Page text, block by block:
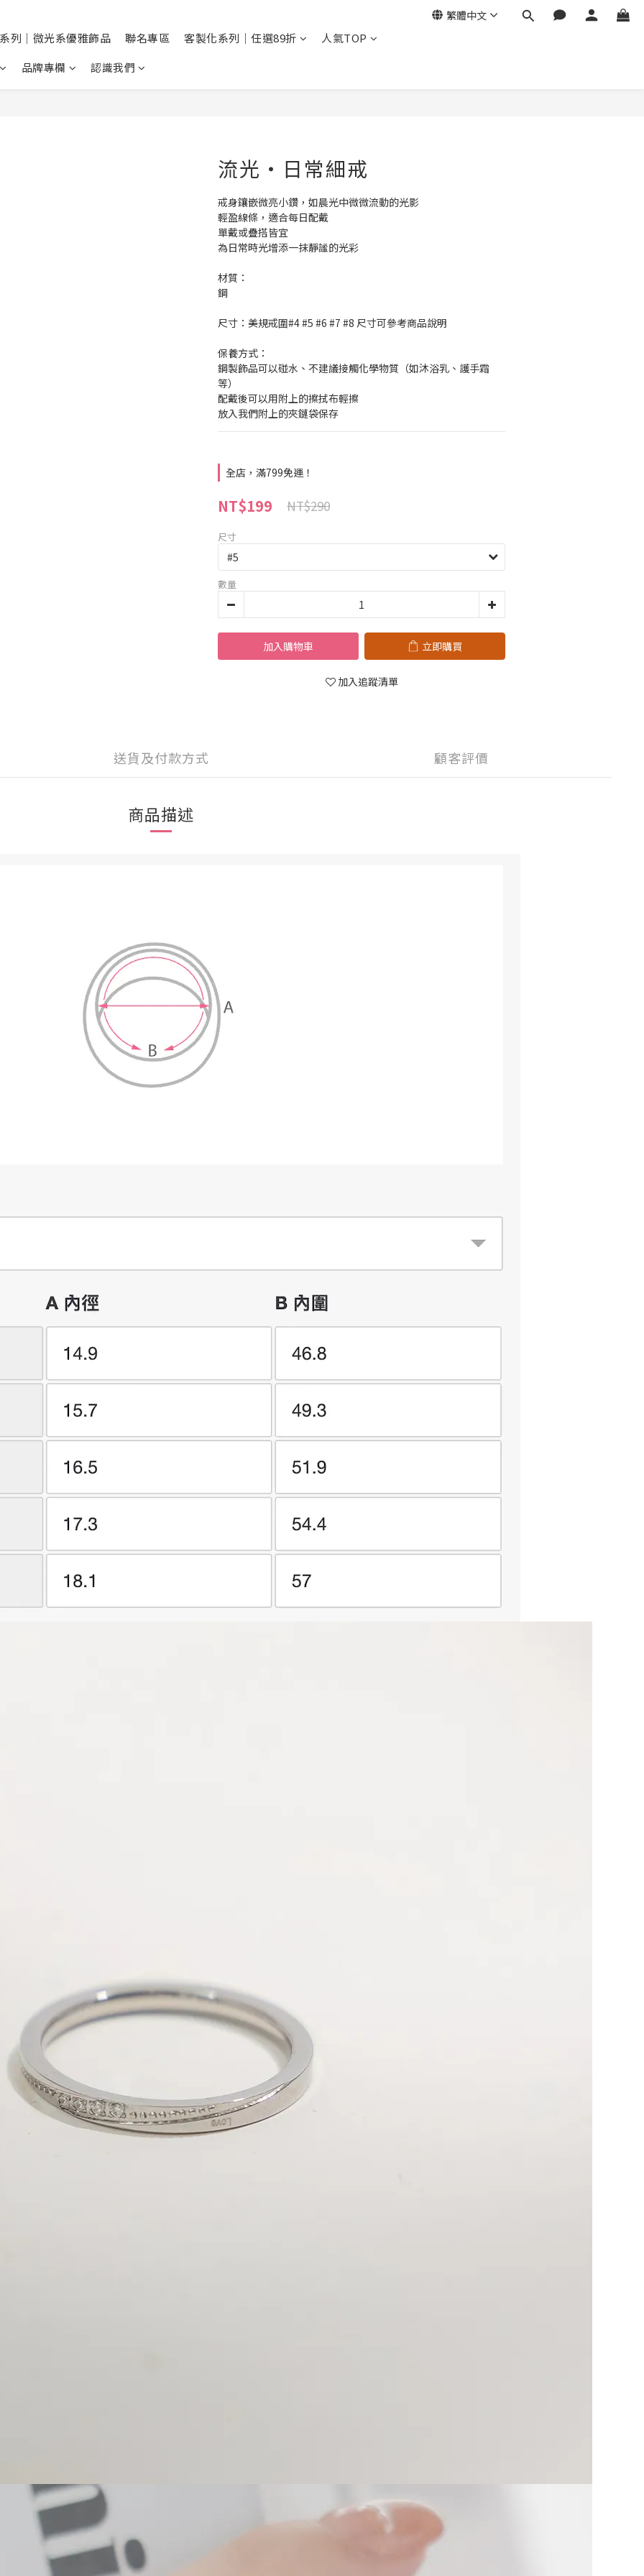
繁體中文
列｜微光系優雅飾品 聯名專區 客製化系列｜任選89折
人氣TOP
品牌專欄
認識我們
流光・日常細戒
戒身鑲嵌微亮小鑽，如晨光中微微流動的光影
輕盈線條，適合每日配戴
單戴或疊搭皆宜
為日常時光增添一抹靜謐的光彩
材質：
鋼
尺寸：美規戒圍#4 #5 #6 #7 #8 尺寸可參考商品說明
保養方式：
鋼製飾品可以碰水、不建議接觸化學物質（如沐浴乳、護手霜
等）
配戴後可以用附上的擦拭布輕擦
放入我們附上的夾鏈袋保存
全店，滿799免運！
NT$199 NT$290
尺寸
數量
加入購物車 立即購買
加入追蹤清單
送貨及付款方式 顧客評價
商品描述